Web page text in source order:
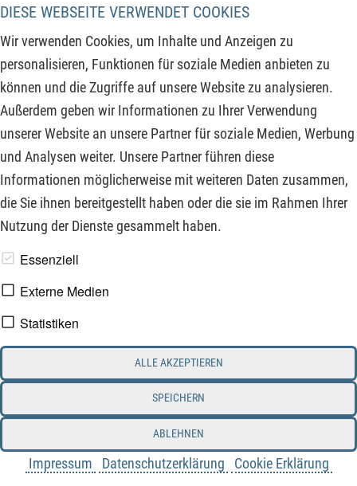
DIESE WEBSEITE VERWENDET COOKIES
Wir verwenden Cookies, um Inhalte und Anzeigen zu
personalisieren, Funktionen für soziale Medien anbieten zu
können und die Zugriffe auf unsere Website zu analysieren.
Außerdem geben wir Informationen zu Ihrer Verwendung
unserer Website an unsere Partner für soziale Medien, Werbung
und Analysen weiter. Unsere Partner führen diese
Informationen möglicherweise mit weiteren Daten zusammen,
die Sie ihnen bereitgestellt haben oder die sie im Rahmen Ihrer
Nutzung der Dienste gesammelt haben.
Essenziell
Externe Medien
Statistiken
ALLE AKZEPTIEREN
SPEICHERN
ABLEHNEN
Impressum Datenschutzerklärung Cookie Erklärung
Mai deutlich besser ausgefallen sind als gedacht, mehren
sich die Zweifel, ob überhaupt noch Zinssenkungen in den
USA stattfinden. Diese erwarten aber die meisten
Markteilnehmer und daher ist dieser Optimismus
entsprechend in den meisten Aktienkursen eingepreist.
Aufgrund dessen ist mit erhöhter Volatilität an den Märkten
zu rechnen.
www.derfinanzinvestor.de - © 2026 - Die Publikation für
Datenschutz
Interessenskonflikt & Risikohinweis
Nutzungsbedingungen